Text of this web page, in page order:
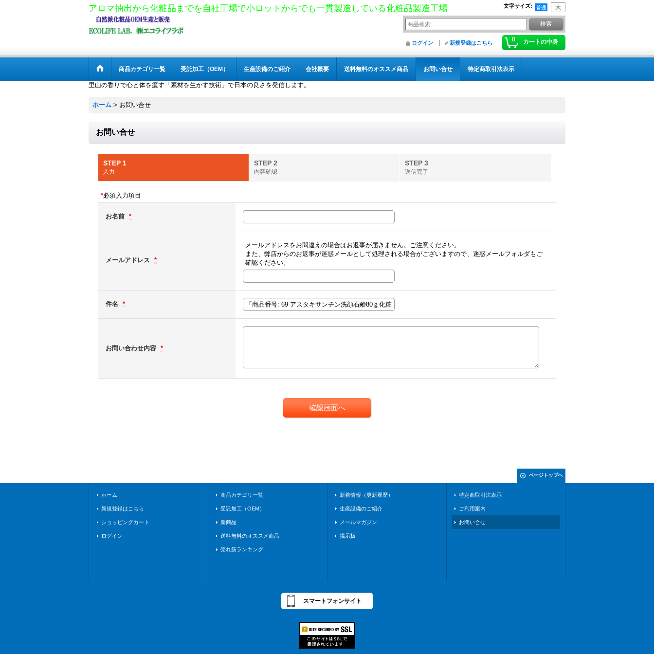
アロマ抽出から化粧品までを自社工場で小ロットからでも一貫製造している化粧品製造工場 文字サイズ:
0 カートの中身
ログイン 新規登録はこちら
商品カテゴリ一覧 受託加工（OEM） 生産設備のご紹介 会社概要 送料無料のオススメ商品 お問い合せ 特定商取引法表示
里山の香りで心と体を癒す「素材を生かす技術」で日本の良さを発信します。
ホーム > お問い合せ
お問い合せ
STEP 1
入力
STEP 2
内容確認
STEP 3
送信完了
*必須入力項目
お名前 *
メールアドレス *
メールアドレスをお間違えの場合はお返事が届きません。ご注意ください。
また、弊店からのお返事が迷惑メールとして処理される場合がございますので、迷惑メールフォルダもご
確認ください。
件名 *
お問い合わせ内容 *
ページトップへ
ホーム
新規登録はこちら
ショッピングカート
ログイン
商品カテゴリ一覧
受託加工（OEM）
新商品
送料無料のオススメ商品
売れ筋ランキング
新着情報（更新履歴）
生産設備のご紹介
メールマガジン
掲示板
特定商取引法表示
ご利用案内
お問い合せ
スマートフォンサイト